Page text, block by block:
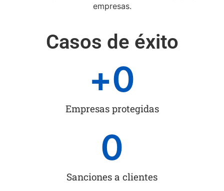
empresas.
Casos de éxito
Empresas protegidas
+0
Sanciones a clientes
0